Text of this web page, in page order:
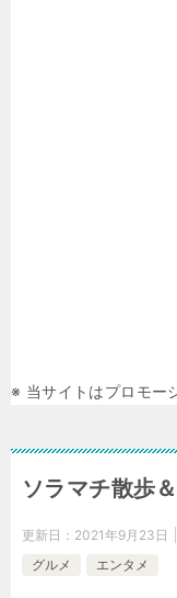
※ 当サイトはプロモー
ソラマチ散歩
更新日： 2021年9月23日
グルメ
エンタメ